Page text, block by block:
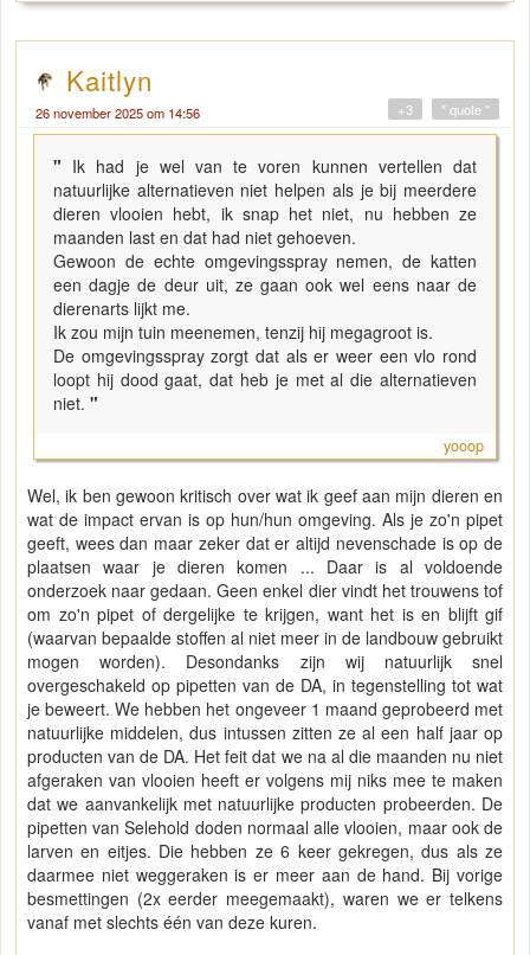
Kaitlyn
26 november 2025 om 14:56 " quote "
+3
" Ik had je wel van te voren kunnen vertellen dat
natuurlijke alternatieven niet helpen als je bij meerdere
dieren vlooien hebt, ik snap het niet, nu hebben ze
maanden last en dat had niet gehoeven.
Gewoon de echte omgevingsspray nemen, de katten
een dagje de deur uit, ze gaan ook wel eens naar de
dierenarts lijkt me.
Ik zou mijn tuin meenemen, tenzij hij megagroot is.
De omgevingsspray zorgt dat als er weer een vlo rond
loopt hij dood gaat, dat heb je met al die alternatieven
niet. "
yooop
Wel, ik ben gewoon kritisch over wat ik geef aan mijn dieren en
wat de impact ervan is op hun/hun omgeving. Als je zo'n pipet
geeft, wees dan maar zeker dat er altijd nevenschade is op de
plaatsen waar je dieren komen ... Daar is al voldoende
onderzoek naar gedaan. Geen enkel dier vindt het trouwens tof
om zo'n pipet of dergelijke te krijgen, want het is en blijft gif
(waarvan bepaalde stoffen al niet meer in de landbouw gebruikt
mogen worden). Desondanks zijn wij natuurlijk snel
overgeschakeld op pipetten van de DA, in tegenstelling tot wat
je beweert. We hebben het ongeveer 1 maand geprobeerd met
natuurlijke middelen, dus intussen zitten ze al een half jaar op
producten van de DA. Het feit dat we na al die maanden nu niet
afgeraken van vlooien heeft er volgens mij niks mee te maken
dat we aanvankelijk met natuurlijke producten probeerden. De
pipetten van Selehold doden normaal alle vlooien, maar ook de
larven en eitjes. Die hebben ze 6 keer gekregen, dus als ze
daarmee niet weggeraken is er meer aan de hand. Bij vorige
besmettingen (2x eerder meegemaakt), waren we er telkens
vanaf met slechts één van deze kuren.